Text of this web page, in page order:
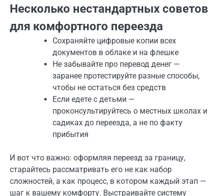
Несколько нестандартных советов
для комфортного переезда
Сохраняйте цифровые копии всех
документов в облаке и на флешке
Не забывайте про перевод денег —
заранее протестируйте разные способы,
чтобы не остаться без средств
Если едете с детьми —
проконсультируйтесь о местных школах и
садиках до переезда, а не по факту
прибытия
И вот что важно: оформляя переезд за границу,
старайтесь рассматривать его не как набор
сложностей, а как процесс, в котором каждый этап —
шаг к вашему комфорту. Выстраивайте систему